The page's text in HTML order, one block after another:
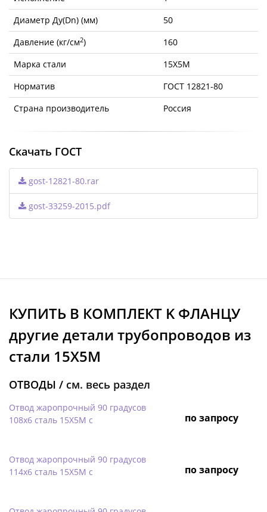
Диаметр Ду(Dn) (мм)
50
Давление (кг/см2)
160
Марка стали
15Х5М
Норматив
ГОСТ 12821-80
Страна производитель
Россия
Скачать ГОСТ
gost-12821-80.rar
gost-33259-2015.pdf
КУПИТЬ В КОМПЛЕКТ K ФЛАНЦУ
другие детали трубопроводов из
стали 15Х5М
ОТВОДЫ / см. весь раздел
Отвод жаропрочный 90 градусов
108х6 сталь 15Х5М с
по запросу
Отвод жаропрочный 90 градусов
114х6 сталь 15Х5М с
по запросу